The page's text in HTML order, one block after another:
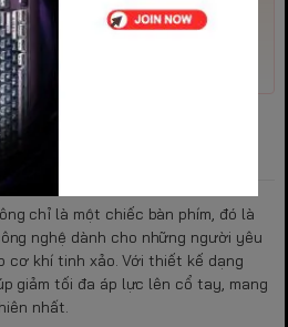
điểm nổi bật
chỉ là một chiếc bàn phím, đó là
nghệ dành cho những người yêu
cơ khí tinh xảo. Với thiết kế dạng
giảm tối đa áp lực lên cổ tay, mang
nhất.